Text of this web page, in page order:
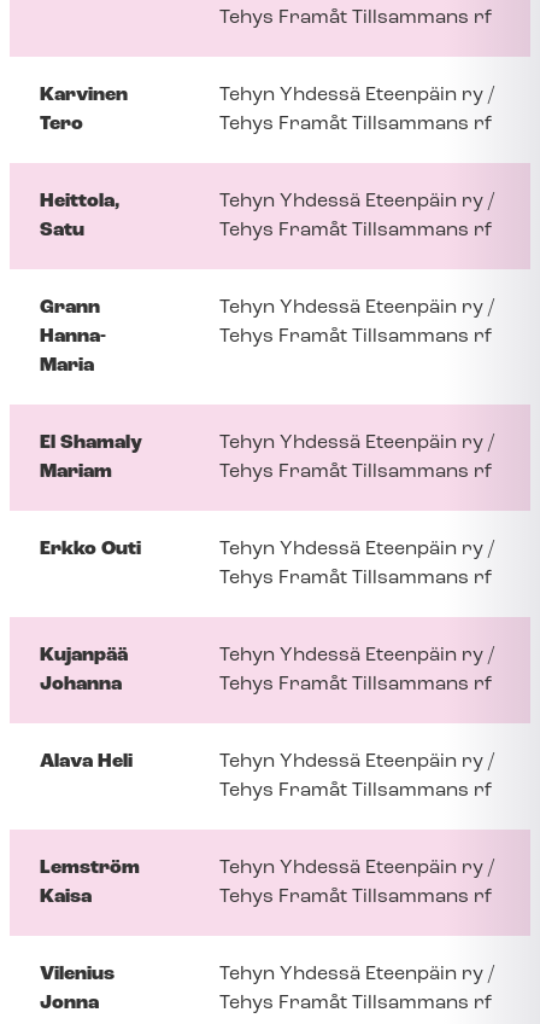
Tehys Framåt Tillsammans rf
Karvinen
Tero
Tehyn Yhdessä Eteenpäin ry /
Tehys Framåt Tillsammans rf
Heittola,
Satu
Tehyn Yhdessä Eteenpäin ry /
Tehys Framåt Tillsammans rf
Grann
Hanna-
Maria
Tehyn Yhdessä Eteenpäin ry /
Tehys Framåt Tillsammans rf
El Shamaly
Mariam
Tehyn Yhdessä Eteenpäin ry /
Tehys Framåt Tillsammans rf
Erkko Outi
Tehyn Yhdessä Eteenpäin ry /
Tehys Framåt Tillsammans rf
Kujanpää
Johanna
Tehyn Yhdessä Eteenpäin ry /
Tehys Framåt Tillsammans rf
Alava Heli
Tehyn Yhdessä Eteenpäin ry /
Tehys Framåt Tillsammans rf
Lemström
Kaisa
Tehyn Yhdessä Eteenpäin ry /
Tehys Framåt Tillsammans rf
Vilenius
Jonna
Tehyn Yhdessä Eteenpäin ry /
Tehys Framåt Tillsammans rf